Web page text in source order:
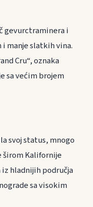
gevurctraminera i
manje slatkih vina.
Cru“, oznaka
sa većim brojem
svoj status, mnogo
širom Kalifornije
hladnijih područja
sa visokim